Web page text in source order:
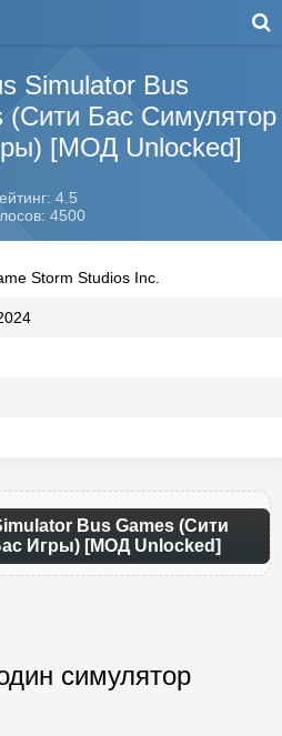
Simulator Bus
(Сити Бас Симулятор
[МОД Unlocked]
4.5
4500
Storm Studios Inc.
Bus Games (Сити
Игры) [МОД Unlocked]
симулятор